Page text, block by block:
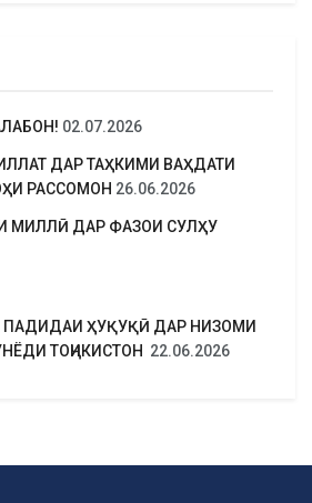
02.07.2026
ДАР ТАҲКИМИ ВАҲДАТИ
РАССОМОН 26.06.2026
МИЛЛӢ ДАР ФАЗОИ СУЛҲУ
ПАДИДАИ ҲУҚУҚӢ ДАР НИЗОМИ
ТОҶИКИСТОН 22.06.2026